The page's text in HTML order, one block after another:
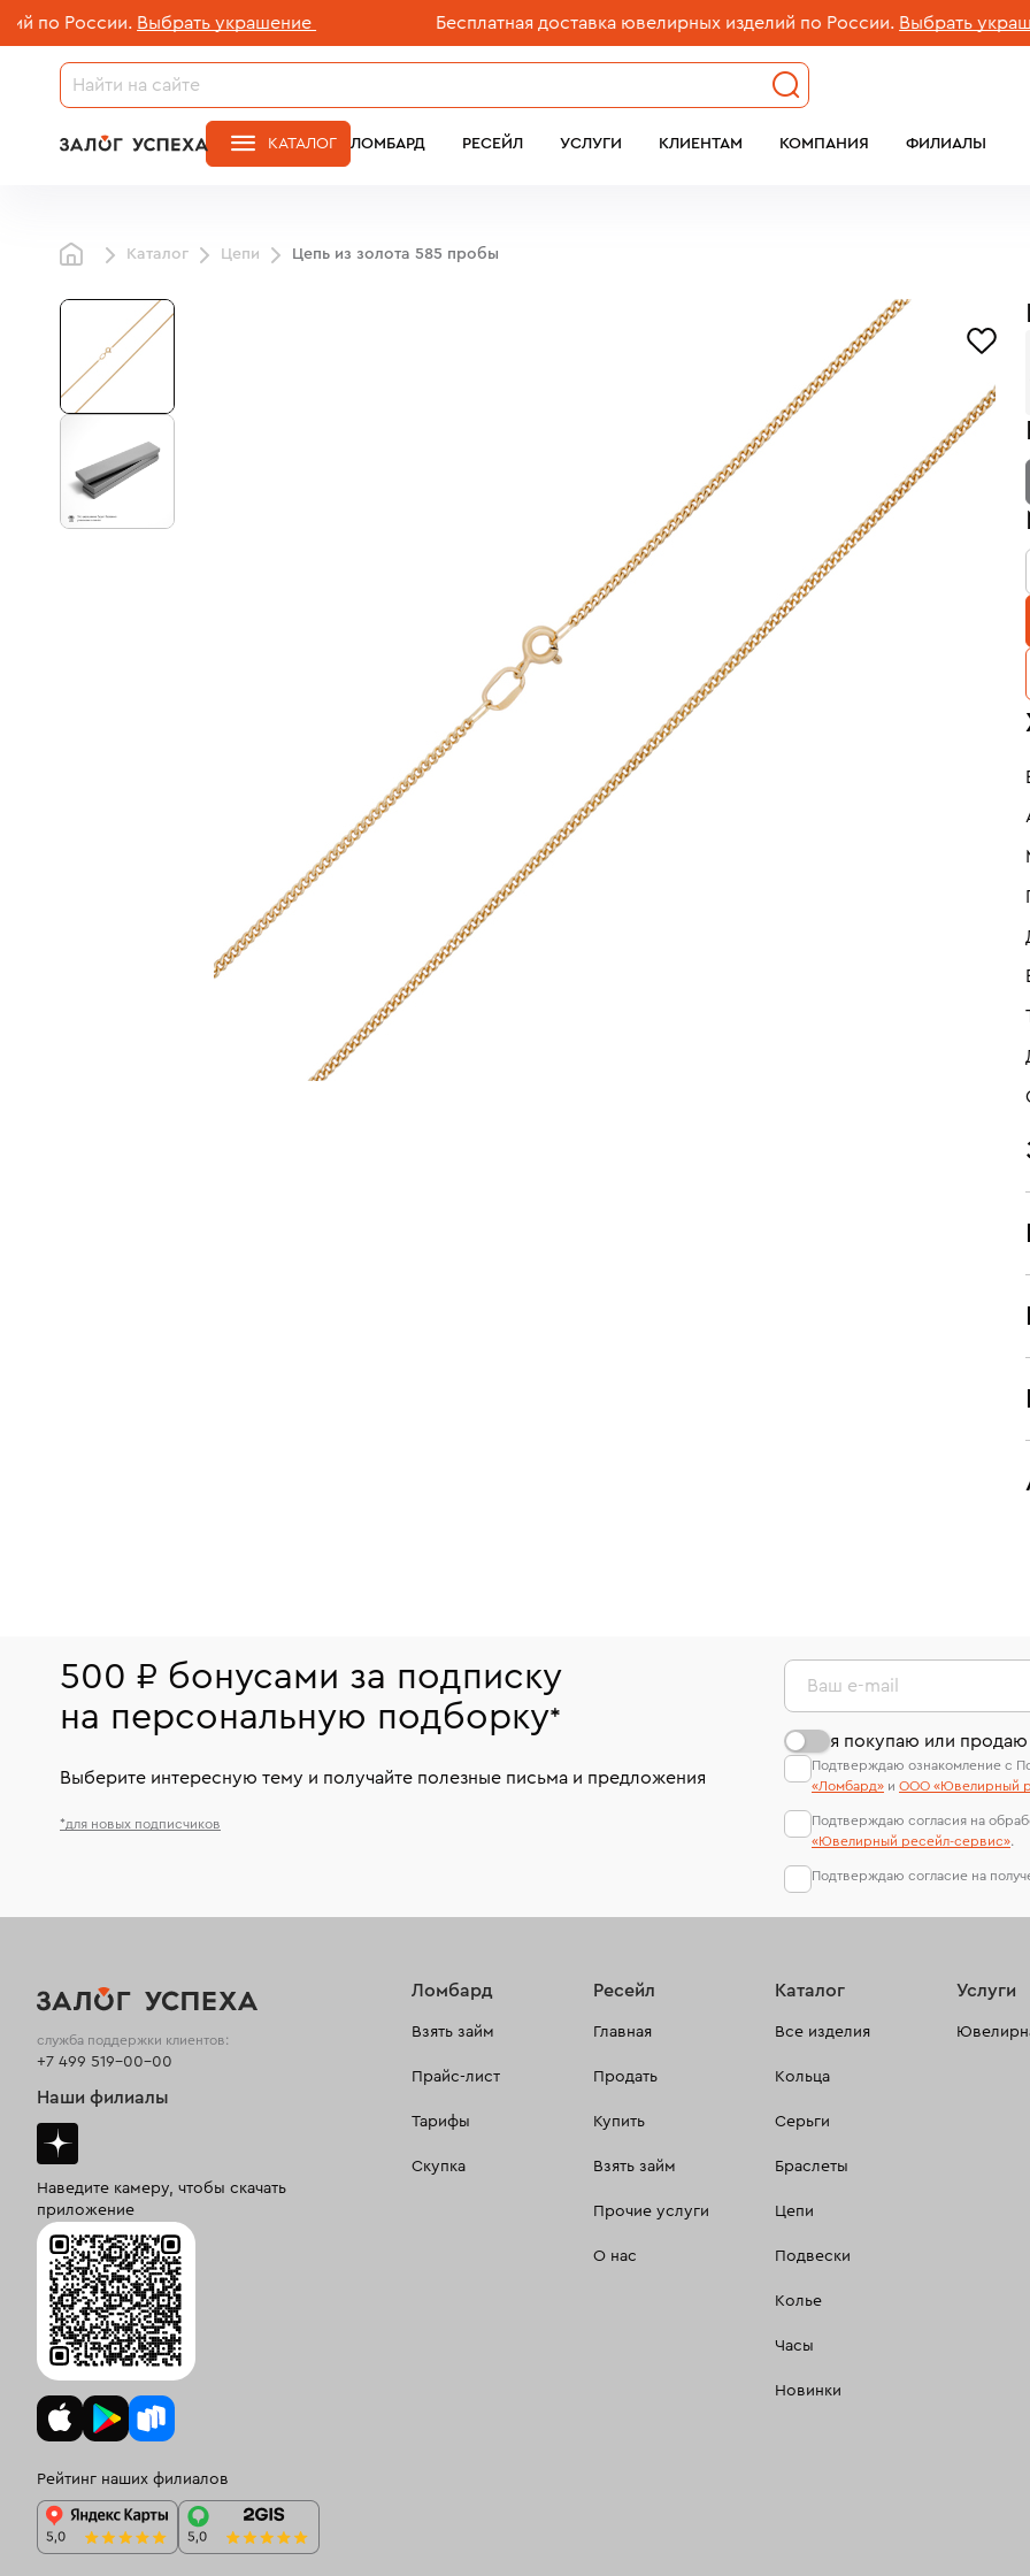
России. Выбрать украшение Бесплатная доставка ювелирных изделий по России. Выбрать украшение
ЛОМБАРД РЕСЕЙЛ УСЛУГИ КЛИЕНТАМ КОМПАНИЯ ФИЛИАЛЫ
КАТАЛОГ
Каталог Цепи Цепь из золота 585 пробы
500 ₽ бонусами за подписку
на персональную подборку*
Выберите интересную тему и получайте полезные письма и предложения
*для новых подписчиков
Ваш e-mail
я покупаю или
Подтверждаю ознакомление с
«Ломбард» и ООО «Ювелирный
Подтверждаю согласия на
«Ювелирный ресейл-сервиc».
Подтверждаю согласие на
Ломбард
Взять займ
Прайс-лист
Тарифы
Скупка
Ресейл
Главная
Продать
Купить
Взять займ
Прочие услуги
О нас
Каталог
Все изделия
Кольца
Серьги
Браслеты
Цепи
Подвески
Колье
Часы
Новинки
Услуги
служба поддержки клиентов:
+7 499 519-00-00
Наши филиалы
Наведите камеру, чтобы скачать
приложение
Рейтинг наших филиалов